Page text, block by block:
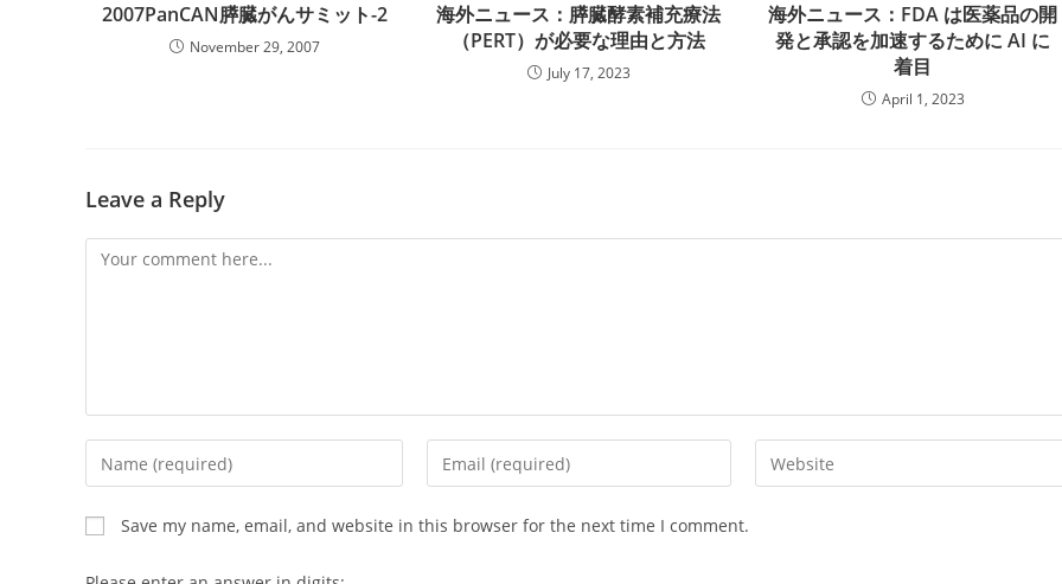
2007PanCAN膵臓がんサミット-2
November 29, 2007
海外ニュース：膵臓酵素補充療法
（PERT）が必要な理由と方法
July 17, 2023
海外ニュース：FDA は医薬品の開
発と承認を加速するために AI に
着目
April 1, 2023
Leave a Reply
Comment
Enter
your
name
or
username
Enter
your
Enter
your
Save my name, email, and website in this browser for the next time I comment.